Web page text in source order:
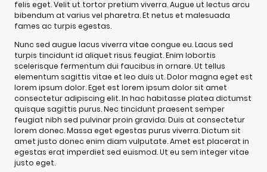
felis eget. Velit ut tortor pretium viverra. Augue ut lectus arcu
bibendum at varius vel pharetra. Et netus et malesuada
fames ac turpis egestas.
Nunc sed augue lacus viverra vitae congue eu. Lacus sed
turpis tincidunt id aliquet risus feugiat. Enim lobortis
scelerisque fermentum dui faucibus in ornare. Ut tellus
elementum sagittis vitae et leo duis ut. Dolor magna eget est
lorem ipsum dolor. Eget est lorem ipsum dolor sit amet
consectetur adipiscing elit. In hac habitasse platea dictumst
quisque sagittis purus. Nec tincidunt praesent semper
feugiat nibh sed pulvinar proin gravida. Duis at consectetur
lorem donec. Massa eget egestas purus viverra. Dictum sit
amet justo donec enim diam vulputate. Amet est placerat in
egestas erat imperdiet sed euismod. Ut eu sem integer vitae
justo eget.